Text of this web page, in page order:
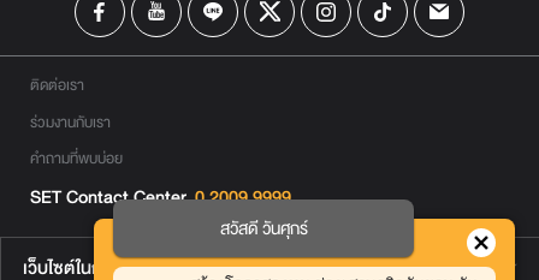
ติดต่อเรา
ร่วมงานกับเรา
คำถามที่พบบ่อย
SET Contact Center 0 2009 9999
เว็บไซต์ในกลุ่มตลาดหลักทรัพย์ฯ
สวัสดี วันศุกร์